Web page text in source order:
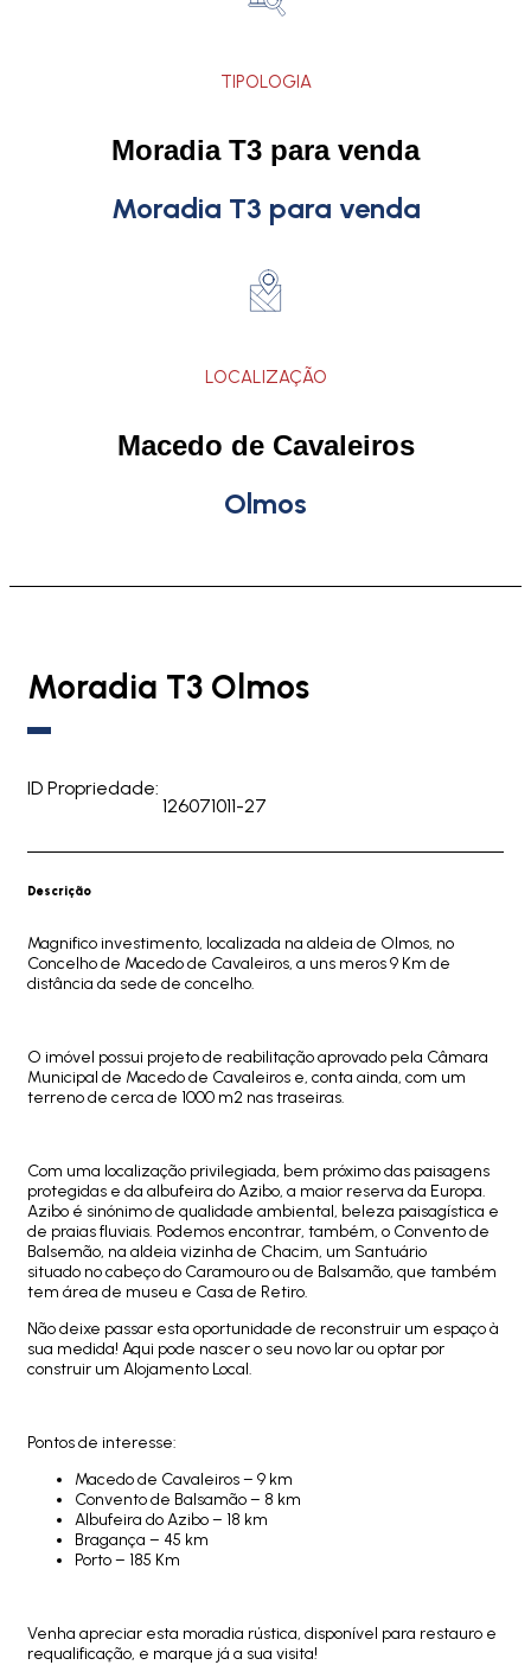
TIPOLOGIA
Moradia T3 para venda
Moradia T3 para venda
LOCALIZAÇÃO
Macedo de Cavaleiros
Olmos
Moradia T3 Olmos
ID Propriedade:
126071011-27
Descrição
Magnifico investimento, localizada na aldeia de Olmos, no
Concelho de Macedo de Cavaleiros, a uns meros 9 Km de
distância da sede de concelho.
O imóvel possui projeto de reabilitação aprovado pela Câmara
Municipal de Macedo de Cavaleiros e, conta ainda, com um
terreno de cerca de 1000 m2 nas traseiras.
Com uma localização privilegiada, bem próximo das paisagens
protegidas e da albufeira do Azibo, a maior reserva da Europa.
Azibo é sinónimo de qualidade ambiental, beleza paisagística e
de praias fluviais. Podemos encontrar, também, o Convento de
Balsemão, na aldeia vizinha de Chacim, um Santuário
situado no cabeço do Caramouro ou de Balsamão, que também
tem área de museu e Casa de Retiro.
Não deixe passar esta oportunidade de reconstruir um espaço à
sua medida! Aqui pode nascer o seu novo lar ou optar por
construir um Alojamento Local.
Pontos de interesse:
Macedo de Cavaleiros – 9 km
Convento de Balsamão – 8 km
Albufeira do Azibo – 18 km
Bragança – 45 km
Porto – 185 Km
Venha apreciar esta moradia rústica, disponível para restauro e
requalificação, e marque já a sua visita!